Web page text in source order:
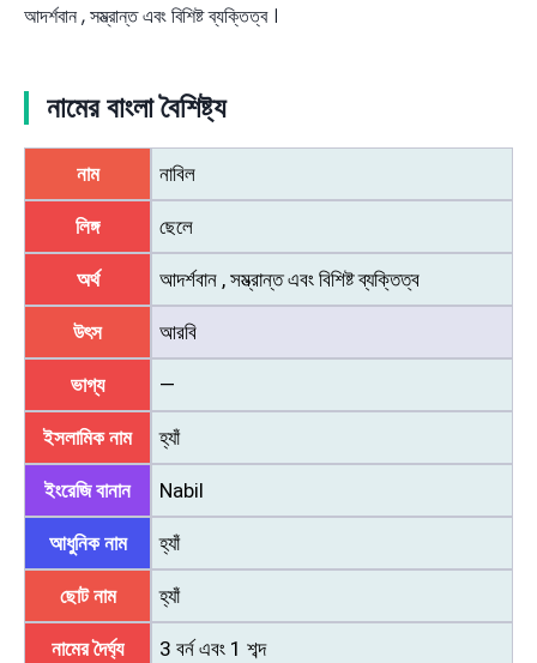
আদর্শবান , সম্ভ্রান্ত এবং বিশিষ্ট ব্যক্তিত্ব ।
নামের বাংলা বৈশিষ্ট্য
নাম নাবিল
লিঙ্গ ছেলে
অর্থ আদর্শবান , সম্ভ্রান্ত এবং বিশিষ্ট ব্যক্তিত্ব
উৎস আরবি
ভাগ্য —
ইসলামিক নাম হ্যাঁ
ইংরেজি বানান Nabil
আধুনিক নাম হ্যাঁ
ছোট নাম হ্যাঁ
নামের দৈর্ঘ্য 3 বর্ন এবং 1 শব্দ